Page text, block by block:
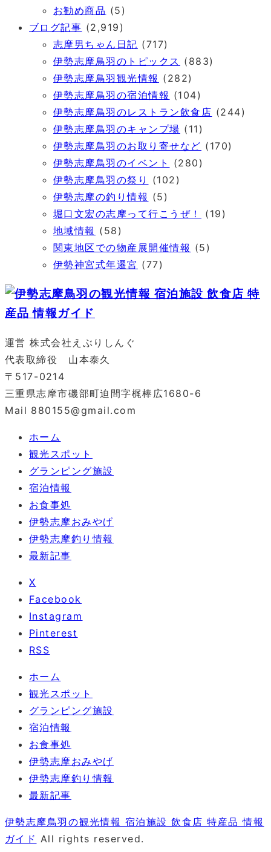
お勧め商品 (5)
ブログ記事 (2,919)
志摩男ちゃん日記 (717)
伊勢志摩鳥羽のトピックス (883)
伊勢志摩鳥羽観光情報 (282)
伊勢志摩鳥羽の宿泊情報 (104)
伊勢志摩鳥羽のレストラン飲食店 (244)
伊勢志摩鳥羽のキャンプ場 (11)
伊勢志摩鳥羽のお取り寄せなど (170)
伊勢志摩鳥羽のイベント
(280)
伊勢志摩鳥羽の祭り
(102)
伊勢志摩の釣り情報 (5)
堀口文宏の志摩って行こうぜ！
(19)
地域情報 (58)
関東地区での物産展開催情報 (5)
伊勢神宮式年遷宮 (77)
運営 株式会社えぶりしんぐ
代表取締役 山本泰久
〒517-0214
三重県志摩市磯部町迫間字梶棒広1680-6
Mail 880155@gmail.com
ホーム
観光スポット
グランピング施設
宿泊情報
お食事処
伊勢志摩おみやげ
伊勢志摩釣り情報
最新記事
X
Facebook
Instagram
Pinterest
RSS
ホーム
観光スポット
グランピング施設
宿泊情報
お食事処
伊勢志摩おみやげ
伊勢志摩釣り情報
最新記事
伊勢志摩鳥羽の観光情報 宿泊施設 飲食店 特産品 情報
ガイド All rights reserved.